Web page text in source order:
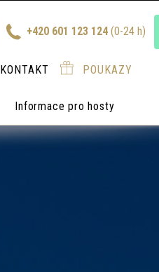
+420 601 123 124(0-24 h)
KONTAKT POUKAZY
Informace pro hosty